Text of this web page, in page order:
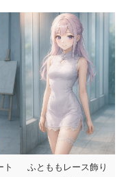
ト
ふとももレース飾り